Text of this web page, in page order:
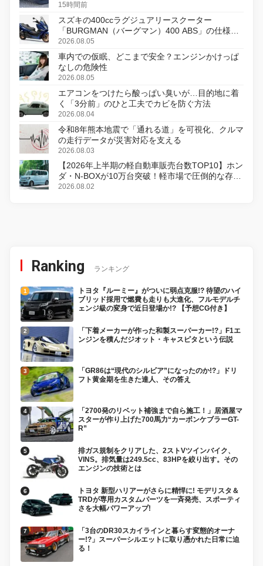
15時間前
スズキの400ccラグジュアリースクーター
「BURGMAN（バーグマン）400 ABS」の仕様を
変更し、8月18日に発売
2026.08.05
車内での仮眠、どこまで安全？エンジンかけっぱ
なしの危険性
2026.08.05
エアコンをつけたら酸っぱい臭いが…目的地に着
く「3分前」のひと工夫でカビを防ぐ方法
2026.08.04
令和8年熊本地震で「通れる道」を可視化、クルマ
の走行データが災害対応を支える
2026.08.03
【2026年上半期の軽自動車販売台数TOP10】ホン
ダ・N-BOXが10万台突破！軽市場で圧倒的な存在
感
2026.08.02
Ranking ランキング
トヨタ『ルーミー』がついに弱点克服!? 待望のハイ
ブリッド採用で燃費も走りも大進化、フルモデルチ
ェンジ級の変身で近日登場か!? 【予想CG付き】
「下着メーカーが作った和製スーパーカー!?」F1エ
ンジンを積んだジオット・キャスピタという伝説
「GR86は“現代のシルビア”になったのか!?」ドリ
フト黄金期を生きた達人、その答え
「2700発のリベット補強まで自ら施工！」居酒屋マ
スターが作り上げた700馬力“カーボンケブラーGT-
R”
排ガス規制をクリアした、2ストVツインバイク、
VINS。排気量は249.5cc、83HPを絞り出す。その
エンジンの技術とは
トヨタ 新型ハリアーがさらに精悍に! モデリスタ＆
TRDが専用カスタムパーツを一斉発売、スポーティ
さを大幅パワーアップ!
「3台のDR30スカイラインと暮らす変態的オーナ
ー!?」スーパーシルエットに取り憑かれた日常に迫
る！